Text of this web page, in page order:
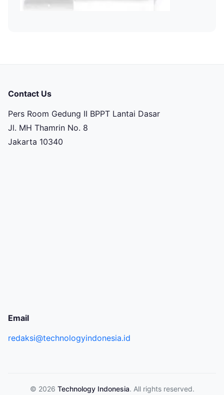
Contact Us
Pers Room Gedung II BPPT Lantai Dasar
Jl. MH Thamrin No. 8
Jakarta 10340
Email
redaksi@technologyindonesia.id
© 2026 Technology Indonesia. All rights reserved.